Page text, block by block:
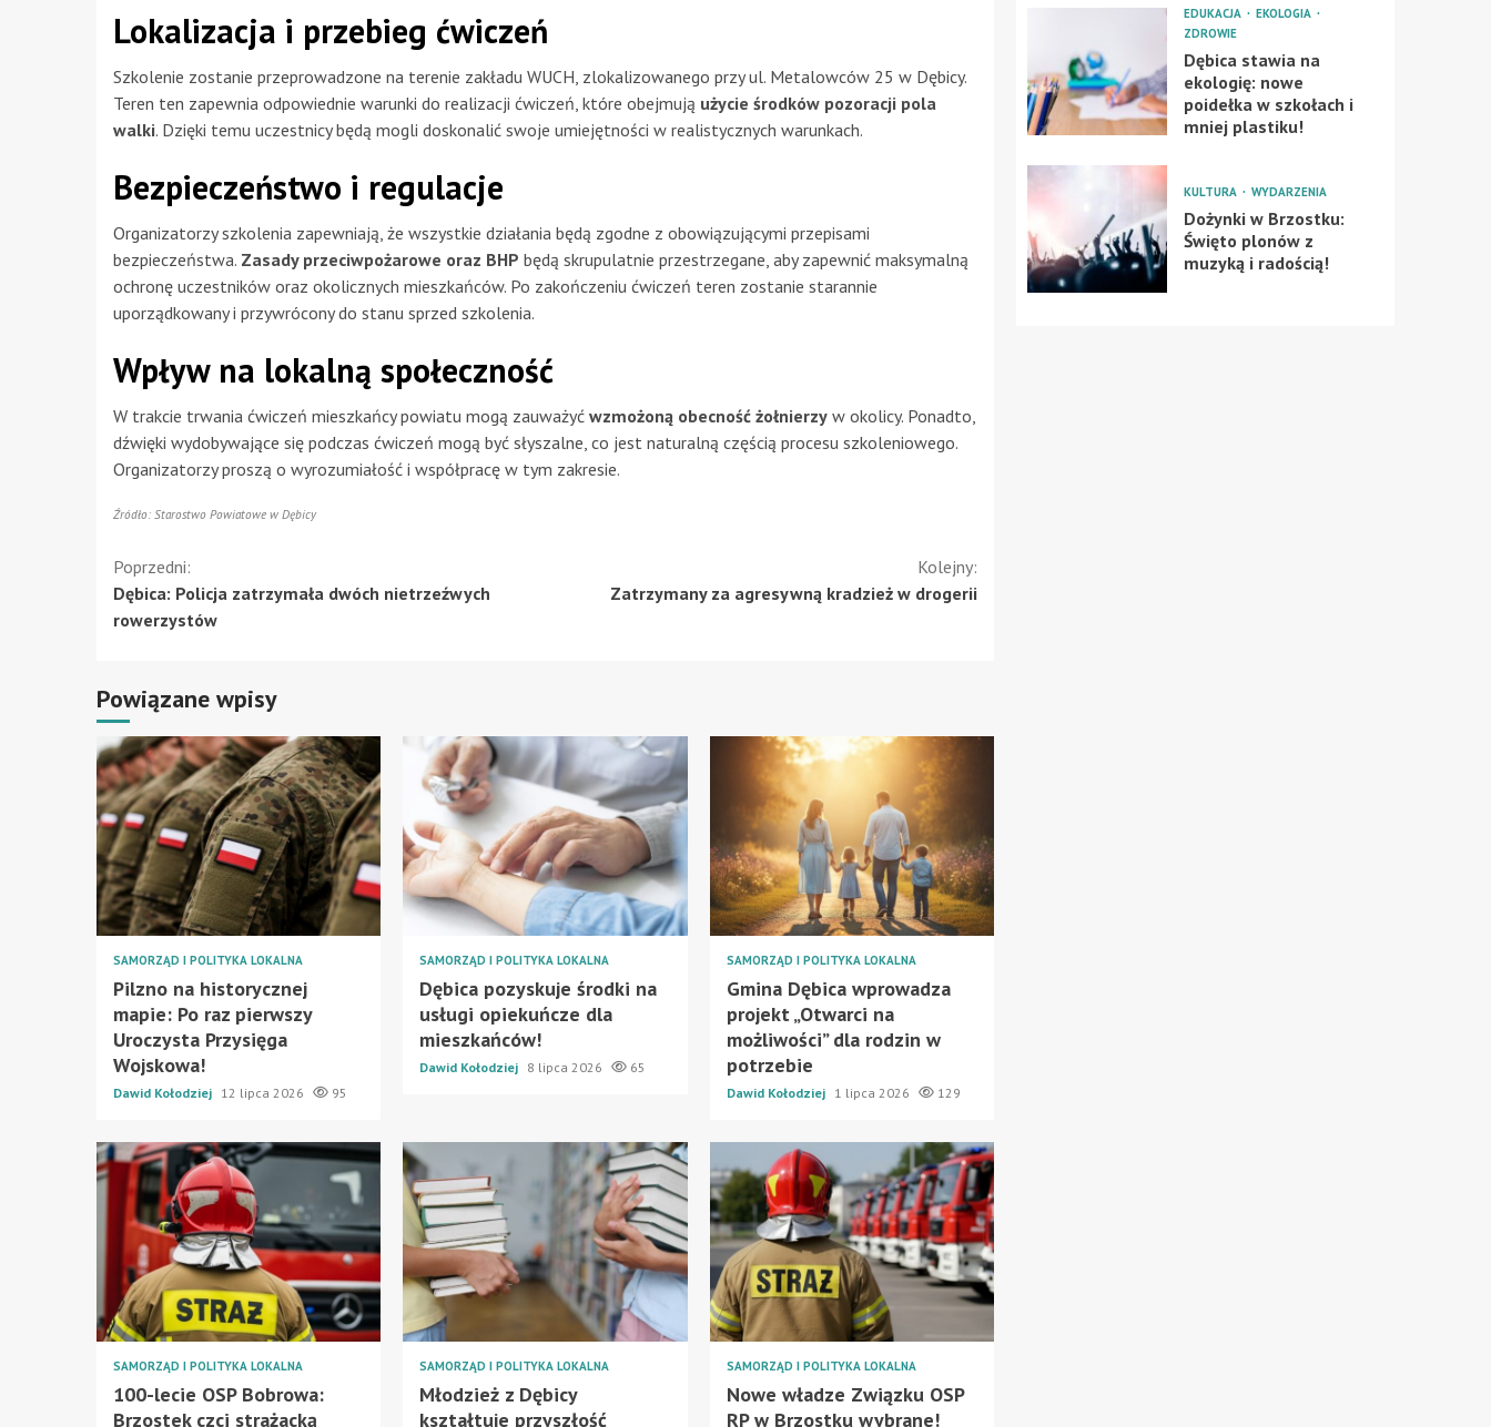
Lokalizacja i przebieg ćwiczeń
Szkolenie zostanie przeprowadzone na terenie zakładu WUCH, zlokalizowanego przy ul. Metalowców 25 w Dębicy.
Teren ten zapewnia odpowiednie warunki do realizacji ćwiczeń, które obejmują użycie środków pozoracji pola
walki. Dzięki temu uczestnicy będą mogli doskonalić swoje umiejętności w realistycznych warunkach.
Bezpieczeństwo i regulacje
Organizatorzy szkolenia zapewniają, że wszystkie działania będą zgodne z obowiązującymi przepisami
bezpieczeństwa. Zasady przeciwpożarowe oraz BHP będą skrupulatnie przestrzegane, aby zapewnić maksymalną
ochronę uczestników oraz okolicznych mieszkańców. Po zakończeniu ćwiczeń teren zostanie starannie
uporządkowany i przywrócony do stanu sprzed szkolenia.
Wpływ na lokalną społeczność
W trakcie trwania ćwiczeń mieszkańcy powiatu mogą zauważyć wzmożoną obecność żołnierzy w okolicy. Ponadto,
dźwięki wydobywające się podczas ćwiczeń mogą być słyszalne, co jest naturalną częścią procesu szkoleniowego.
Organizatorzy proszą o wyrozumiałość i współpracę w tym zakresie.
Źródło: Starostwo Powiatowe w Dębicy
Kontynuuj
czytanie
Poprzedni:
Dębica: Policja zatrzymała dwóch nietrzeźwych
rowerzystów
Kolejny:
Zatrzymany za agresywną kradzież w drogerii
Powiązane wpisy
SAMORZĄD I POLITYKA LOKALNA
Pilzno na historycznej
mapie: Po raz pierwszy
Uroczysta Przysięga
Wojskowa!
Dawid Kołodziej 12 lipca 2026 95
SAMORZĄD I POLITYKA LOKALNA
Dębica pozyskuje środki na
usługi opiekuńcze dla
mieszkańców!
Dawid Kołodziej 8 lipca 2026 65
SAMORZĄD I POLITYKA LOKALNA
Gmina Dębica wprowadza
projekt „Otwarci na
możliwości” dla rodzin w
potrzebie
Dawid Kołodziej 1 lipca 2026 129
SAMORZĄD I POLITYKA LOKALNA
100-lecie OSP Bobrowa:
Brzostek czci strażacką
SAMORZĄD I POLITYKA LOKALNA
Młodzież z Dębicy
kształtuje przyszłość
SAMORZĄD I POLITYKA LOKALNA
Nowe władze Związku OSP
RP w Brzostku wybrane!
EDUKACJA
EKOLOGIA
ZDROWIE
Dębica stawia na
ekologię: nowe
poidełka w szkołach i
mniej plastiku!
KULTURA WYDARZENIA
Dożynki w Brzostku:
Święto plonów z
muzyką i radością!